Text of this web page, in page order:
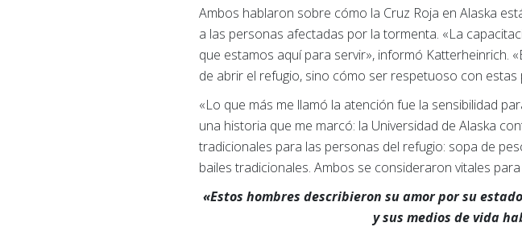
Ambos hablaron sobre cómo la Cruz Roja en Alaska
a las personas afectadas por la tormenta. «La
que estamos aquí para servir», informó Katterheinrich.
de abrir el refugio, sino cómo ser respetuoso con
«Lo que más me llamó la atención fue la sensibilidad
una historia que me marcó: la Universidad de Alaska
tradicionales para las personas del refugio: sopa de
bailes tradicionales. Ambos se consideraron vitales
«Estos hombres describieron su amor por su
y sus medios de vida